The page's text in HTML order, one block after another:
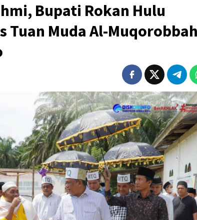
Bupati Rokan Hulu
Tuan Muda Al-Muqorobbah